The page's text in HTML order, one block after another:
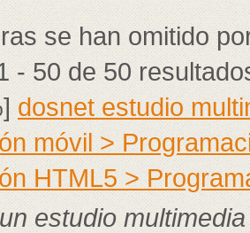
se han omitido
- 50 de 50
dosnet estudio
móvil >
HTML5 >
estudio